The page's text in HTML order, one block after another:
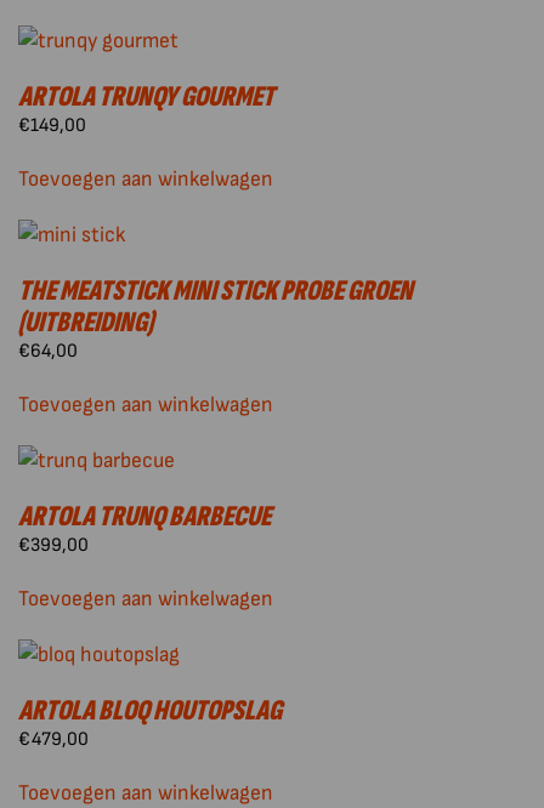
ARTOLA TRUNQY GOURMET
€149,00
Toevoegen aan winkelwagen
THE MEATSTICK MINI STICK PROBE GROEN
(UITBREIDING)
€64,00
Toevoegen aan winkelwagen
ARTOLA TRUNQ BARBECUE
€399,00
Toevoegen aan winkelwagen
ARTOLA BLOQ HOUTOPSLAG
€479,00
Toevoegen aan winkelwagen